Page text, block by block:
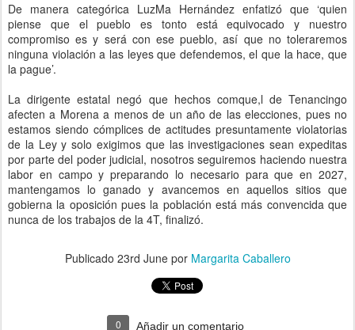
De manera categórica LuzMa Hernández enfatizó que ‘quien
piense que el pueblo es tonto está equivocado y nuestro
compromiso es y será con ese pueblo, así que no toleraremos
ninguna violación a las leyes que defendemos, el que la hace, que
la pague’.
La dirigente estatal negó que hechos comque,l de Tenancingo
afecten a Morena a menos de un año de las elecciones, pues no
estamos siendo cómplices de actitudes presuntamente violatorias
de la Ley y solo exigimos que las investigaciones sean expeditas
por parte del poder judicial, nosotros seguiremos haciendo nuestra
labor en campo y preparando lo necesario para que en 2027,
mantengamos lo ganado y avancemos en aquellos sitios que
gobierna la oposición pues la población está más convencida que
nunca de los trabajos de la 4T, finalizó.
Publicado 23rd Junepor Margarita Caballero
0 Añadir un comentario